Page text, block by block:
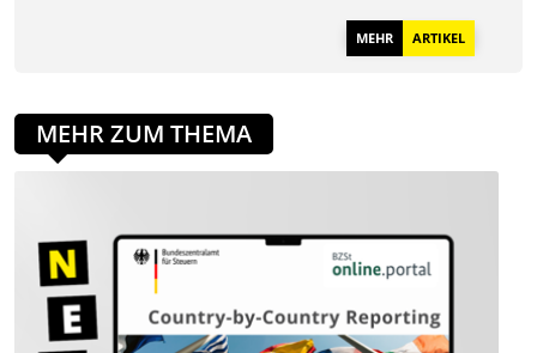
MEHR ARTIKEL
MEHR ZUM THEMA